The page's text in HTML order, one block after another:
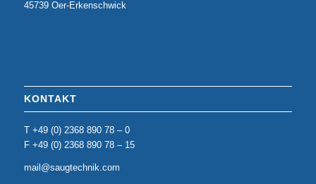
45739 Oer-Erkenschwick
KONTAKT
T +49 (0) 2368 890 78 – 0
F +49 (0) 2368 890 78 – 15
mail@saugtechnik.com